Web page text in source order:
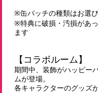
※缶バッチの種類はお選
※特典に破損・汚損があ
ます
【コラボルーム】
期間中、装飾がハッピー
ムが登場。
各キャラクターのグッズ